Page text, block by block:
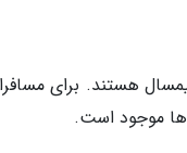
هستند. برای